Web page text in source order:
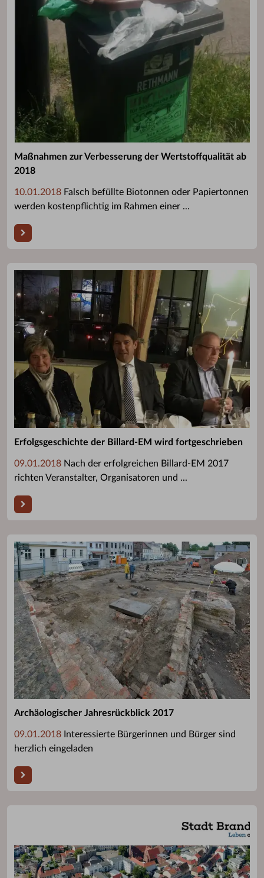
Maßnahmen zur Verbesserung der Wertstoffqualität ab
2018
10.01.2018 Falsch befüllte Biotonnen oder Papiertonnen
werden kostenpflichtig im Rahmen einer ...
Erfolgsgeschichte der Billard-EM wird fortgeschrieben
09.01.2018 Nach der erfolgreichen Billard-EM 2017
richten Veranstalter, Organisatoren und ...
Archäologischer Jahresrückblick 2017
09.01.2018 Interessierte Bürgerinnen und Bürger sind
herzlich eingeladen